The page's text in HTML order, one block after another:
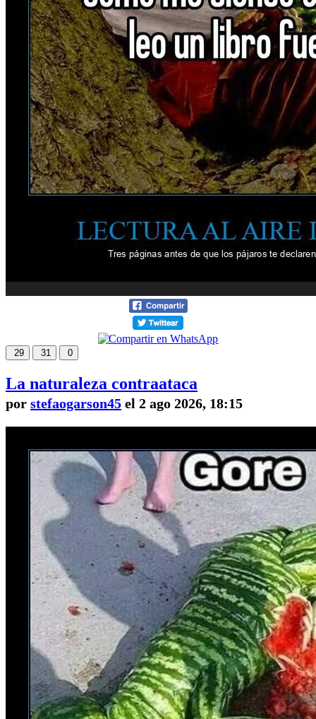
29 31 0
La naturaleza contraataca
por stefaogarson45 el 2 ago 2026, 18:15